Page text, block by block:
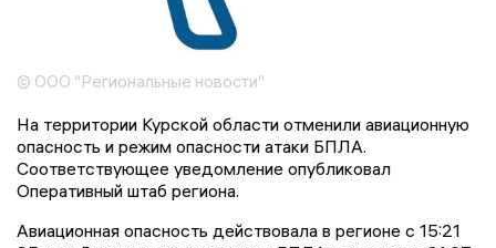
© ООО "Региональные новости"
На территории Курской области отменили авиационную
опасность и режим опасности атаки БПЛА.
Соответствующее уведомление опубликовал
Оперативный штаб региона.
Авиационная опасность действовала в регионе с 15:21